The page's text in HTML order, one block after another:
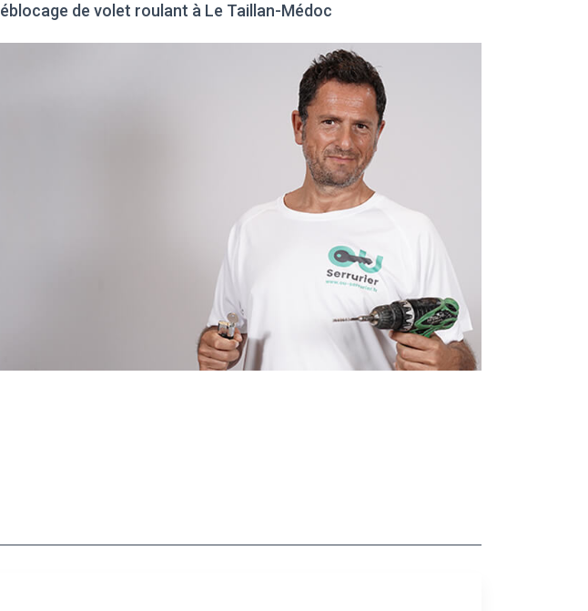
de volet roulant à Le Taillan-Médoc